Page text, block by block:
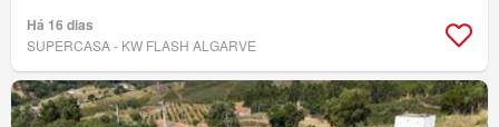
Há 16 dias
SUPERCASA - KW FLASH ALGARVE